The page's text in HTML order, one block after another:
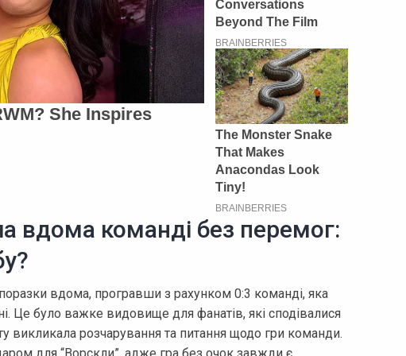
вдома команді без перемог:
вдома, програвши з рахунком 0:3 команді, яка
Це було важке видовище для фанатів, які сподівалися
викликала розчарування та питання щодо гри команди.
для “Ворскли”, адже гра без очок завжди є